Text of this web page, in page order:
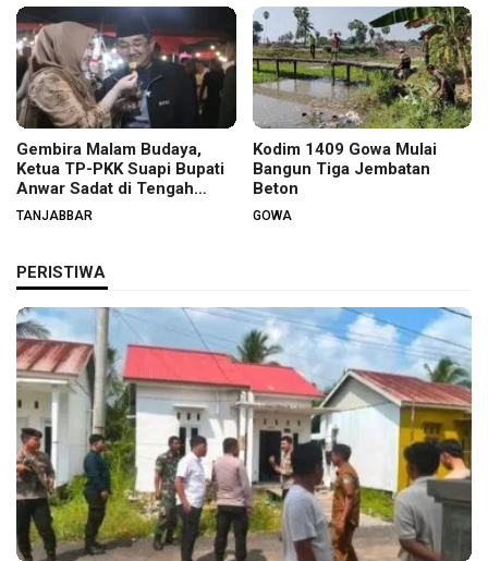
Gembira Malam Budaya,
Ketua TP-PKK Suapi Bupati
Anwar Sadat di Tengah
Warga
TANJABBAR
Kodim 1409 Gowa Mulai
Bangun Tiga Jembatan
Beton
GOWA
PERISTIWA